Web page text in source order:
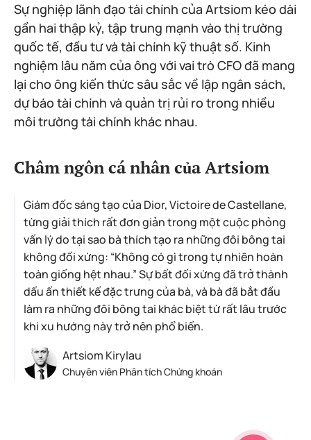
Sự nghiệp lãnh đạo tài chính của Artsiom kéo dài
gần hai thập kỷ, tập trung mạnh vào thị trường
quốc tế, đầu tư và tài chính kỹ thuật số. Kinh
nghiệm lâu năm của ông với vai trò CFO đã mang
lại cho ông kiến thức sâu sắc về lập ngân sách,
dự báo tài chính và quản trị rủi ro trong nhiều
môi trường tài chính khác nhau.
Châm ngôn cá nhân của Artsiom
Giám đốc sáng tạo của Dior, Victoire de Castellane,
từng giải thích rất đơn giản trong một cuộc phỏng
vấn lý do tại sao bà thích tạo ra những đôi bông tai
không đối xứng: “Không có gì trong tự nhiên hoàn
toàn giống hệt nhau.” Sự bất đối xứng đã trở thành
dấu ấn thiết kế đặc trưng của bà, và bà đã bắt đầu
làm ra những đôi bông tai khác biệt từ rất lâu trước
khi xu hướng này trở nên phổ biến.
Artsiom Kirylau
Chuyên viên Phân tích Chứng khoán